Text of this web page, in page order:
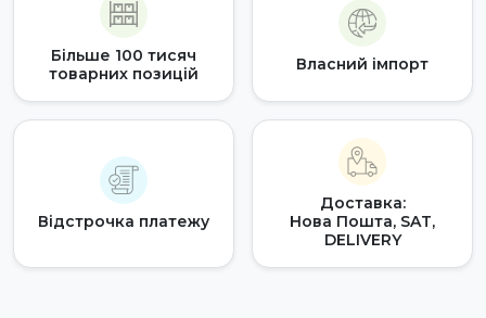
Більше 100 тисяч
товарних позицій
Власний імпорт
Відстрочка платежу
Доставка:
Нова Пошта, SAT,
DELIVERY